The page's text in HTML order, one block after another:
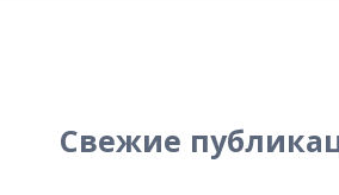
Свежие